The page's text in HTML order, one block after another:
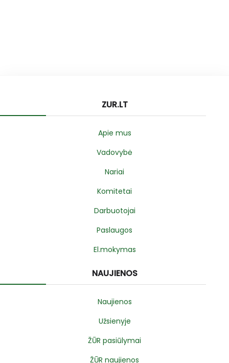
ZUR.LT
Apie mus
Vadovybė
Nariai
Komitetai
Darbuotojai
Paslaugos
El.mokymas
NAUJIENOS
Naujienos
Užsienyje
ŽŪR pasiūlymai
ŽŪR naujienos